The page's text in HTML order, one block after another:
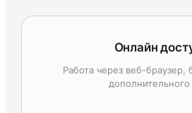
Онлайн
Работа через веб-браузер,